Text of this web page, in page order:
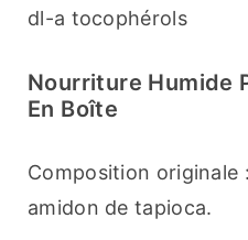
dl-a tocophérols
Nourriture Humide
En Boîte
Composition originale
amidon de tapioca.